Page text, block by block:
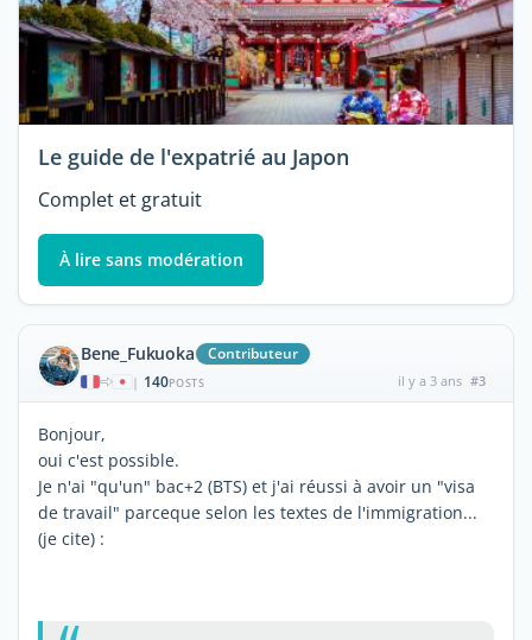
Le guide de l'expatrié au Japon
Complet et gratuit
À lire sans modération
Bene_Fukuoka Contributeur
| 140POSTS il y a 3 ans #3
Bonjour,
oui c'est possible.
Je n'ai "qu'un" bac+2 (BTS) et j'ai réussi à avoir un "visa
de travail" parceque selon les textes de l'immigration...
(je cite) :